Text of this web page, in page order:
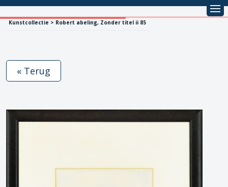
Kunstcollectie > Robert abeling, Zonder titel ii 85
« Terug